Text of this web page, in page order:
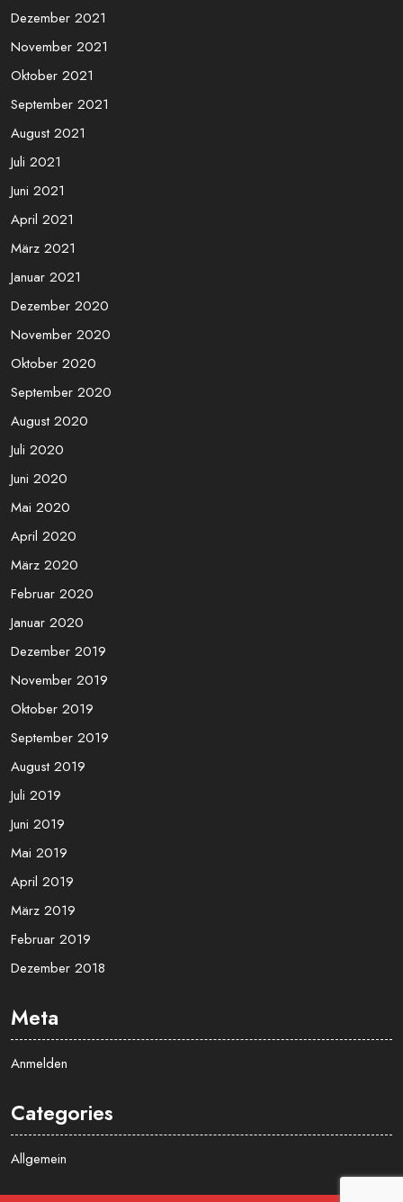
Dezember 2021
November 2021
Oktober 2021
September 2021
August 2021
Juli 2021
Juni 2021
April 2021
März 2021
Januar 2021
Dezember 2020
November 2020
Oktober 2020
September 2020
August 2020
Juli 2020
Juni 2020
Mai 2020
April 2020
März 2020
Februar 2020
Januar 2020
Dezember 2019
November 2019
Oktober 2019
September 2019
August 2019
Juli 2019
Juni 2019
Mai 2019
April 2019
März 2019
Februar 2019
Dezember 2018
Meta
Anmelden
Categories
Allgemein